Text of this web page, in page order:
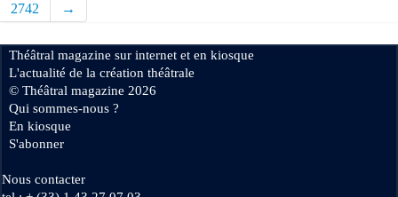
2742
→
Théâtral magazine sur internet et en kiosque
L'actualité de la création théâtrale
© Théâtral magazine 2026
Qui sommes-nous ?
En kiosque
S'abonner
Nous contacter